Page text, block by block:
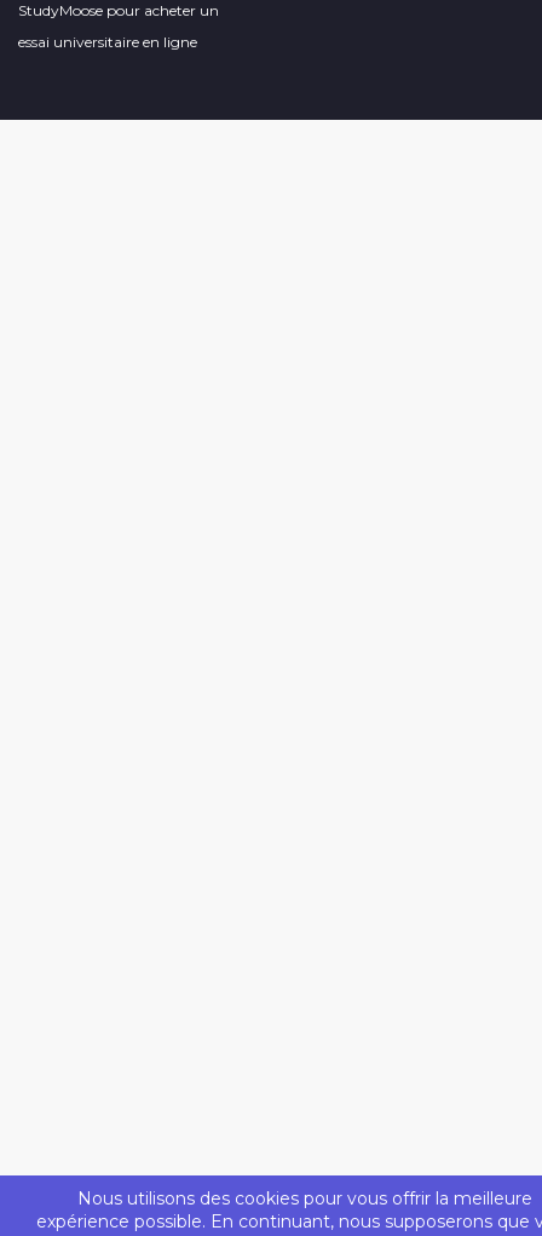
Nous utilisons des cookies pour vous offrir la meilleure
expérience possible. En continuant, nous supposerons que
StudyMoose pour acheter un
essai universitaire en ligne